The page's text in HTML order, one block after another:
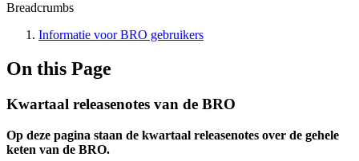
Breadcrumbs
Informatie voor BRO gebruikers
On this Page
Kwartaal releasenotes van de BRO
Op deze pagina staan de kwartaal releasenotes over de gehele
keten van de BRO.